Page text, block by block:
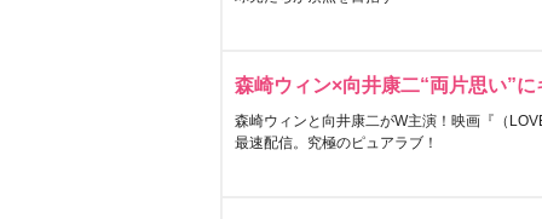
森崎ウィン×向井康二“両片思い”
森崎ウィンと向井康二がW主演！映画『（
最速配信。究極のピュアラブ！